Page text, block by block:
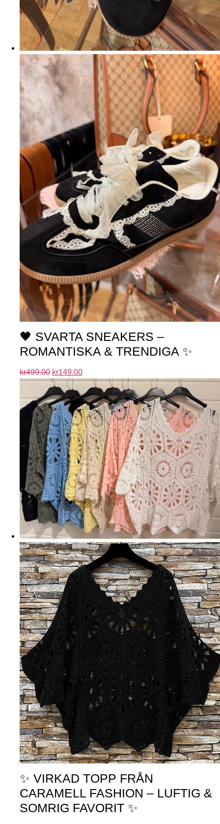
🖤 SVARTA SNEAKERS –
ROMANTISKA & TRENDIGA ✨
kr499.00 kr149.00
✨ VIRKAD TOPP FRÅN
CARAMELL FASHION – LUFTIG &
SOMRIG FAVORIT ✨